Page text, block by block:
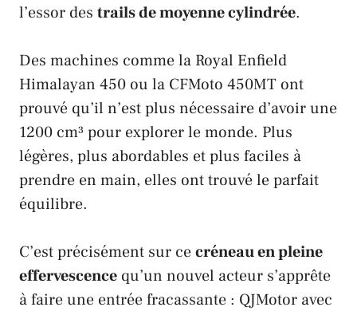
l’essor des trails de moyenne cylindrée.
Des machines comme la Royal Enfield
Himalayan 450 ou la CFMoto 450MT ont
prouvé qu’il n’est plus nécessaire d’avoir une
1200 cm³ pour explorer le monde. Plus
légères, plus abordables et plus faciles à
prendre en main, elles ont trouvé le parfait
équilibre.
C’est précisément sur cecréneau en pleine
effervescence qu’un nouvel acteur s’apprête
à faire une entrée fracassante : QJMotor avec